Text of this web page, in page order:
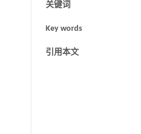
关键词
Key words
引用本文